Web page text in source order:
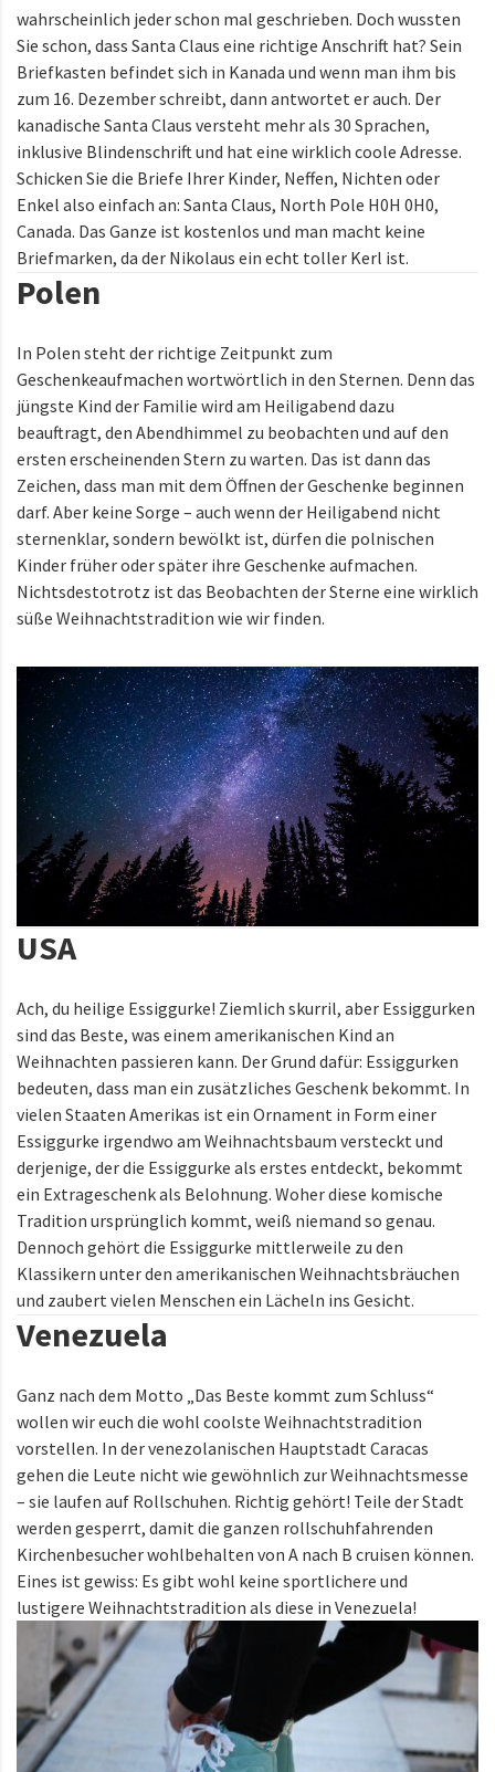
wahrscheinlich jeder schon mal geschrieben. Doch wussten
Sie schon, dass Santa Claus eine richtige Anschrift hat? Sein
Briefkasten befindet sich in Kanada und wenn man ihm bis
zum 16. Dezember schreibt, dann antwortet er auch. Der
kanadische Santa Claus versteht mehr als 30 Sprachen,
inklusive Blindenschrift und hat eine wirklich coole Adresse.
Schicken Sie die Briefe Ihrer Kinder, Neffen, Nichten oder
Enkel also einfach an: Santa Claus, North Pole H0H 0H0,
Canada. Das Ganze ist kostenlos und man macht keine
Briefmarken, da der Nikolaus ein echt toller Kerl ist.
Polen
In Polen steht der richtige Zeitpunkt zum
Geschenkeaufmachen wortwörtlich in den Sternen. Denn das
jüngste Kind der Familie wird am Heiligabend dazu
beauftragt, den Abendhimmel zu beobachten und auf den
ersten erscheinenden Stern zu warten. Das ist dann das
Zeichen, dass man mit dem Öffnen der Geschenke beginnen
darf. Aber keine Sorge – auch wenn der Heiligabend nicht
sternenklar, sondern bewölkt ist, dürfen die polnischen
Kinder früher oder später ihre Geschenke aufmachen.
Nichtsdestotrotz ist das Beobachten der Sterne eine wirklich
süße Weihnachtstradition wie wir finden.
USA
Ach, du heilige Essiggurke! Ziemlich skurril, aber Essiggurken
sind das Beste, was einem amerikanischen Kind an
Weihnachten passieren kann. Der Grund dafür: Essiggurken
bedeuten, dass man ein zusätzliches Geschenk bekommt. In
vielen Staaten Amerikas ist ein Ornament in Form einer
Essiggurke irgendwo am Weihnachtsbaum versteckt und
derjenige, der die Essiggurke als erstes entdeckt, bekommt
ein Extrageschenk als Belohnung. Woher diese komische
Tradition ursprünglich kommt, weiß niemand so genau.
Dennoch gehört die Essiggurke mittlerweile zu den
Klassikern unter den amerikanischen Weihnachtsbräuchen
und zaubert vielen Menschen ein Lächeln ins Gesicht.
Venezuela
Ganz nach dem Motto „Das Beste kommt zum Schluss“
wollen wir euch die wohl coolste Weihnachtstradition
vorstellen. In der venezolanischen Hauptstadt Caracas
gehen die Leute nicht wie gewöhnlich zur Weihnachtsmesse
– sie laufen auf Rollschuhen. Richtig gehört! Teile der Stadt
werden gesperrt, damit die ganzen rollschuhfahrenden
Kirchenbesucher wohlbehalten von A nach B cruisen können.
Eines ist gewiss: Es gibt wohl keine sportlichere und
lustigere Weihnachtstradition als diese in Venezuela!